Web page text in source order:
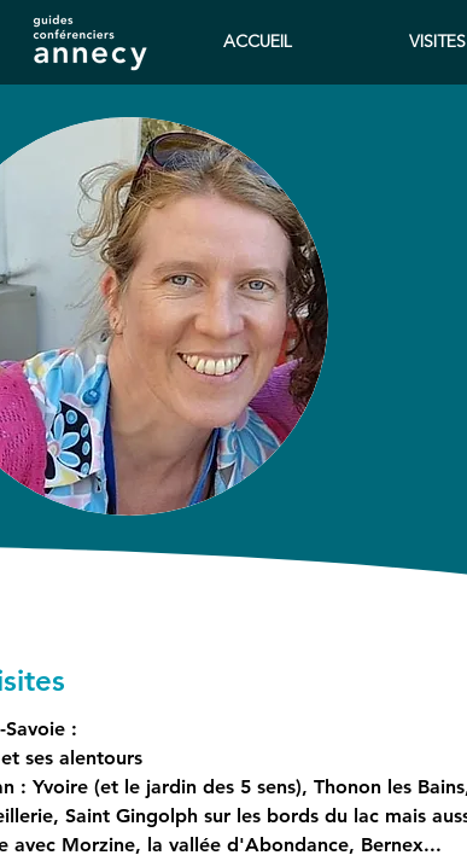
ACCUEIL
Savoie :
ses alentours
: Yvoire (et le jardin des 5 sens), Thonon les
Saint Gingolph sur les bords du lac mais
avec Morzine, la vallée d'Abondance, Bernex...